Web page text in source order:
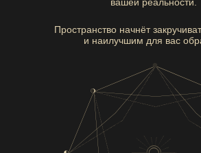
Пространство начнёт
и наилучшим для вас